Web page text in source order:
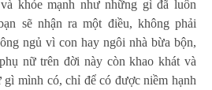
khỏe mạnh như những gì đã luôn
sẽ nhận ra một điều, không phải
ngủ vì con hay ngôi nhà bừa bộn,
nữ trên đời này còn khao khát và
mình có, chỉ để có được niềm hạnh